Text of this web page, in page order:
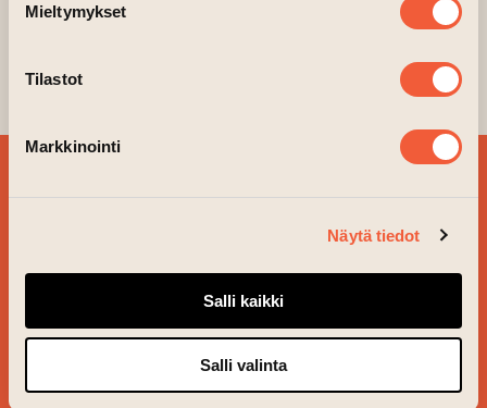
Mieltymykset
Tilastot
Markkinointi
Näytä tiedot
Salli kaikki
Salli valinta
(Detail) Organic Light Forms
FÖLJ VAD SOM ÄR PÅ
GÅNG!